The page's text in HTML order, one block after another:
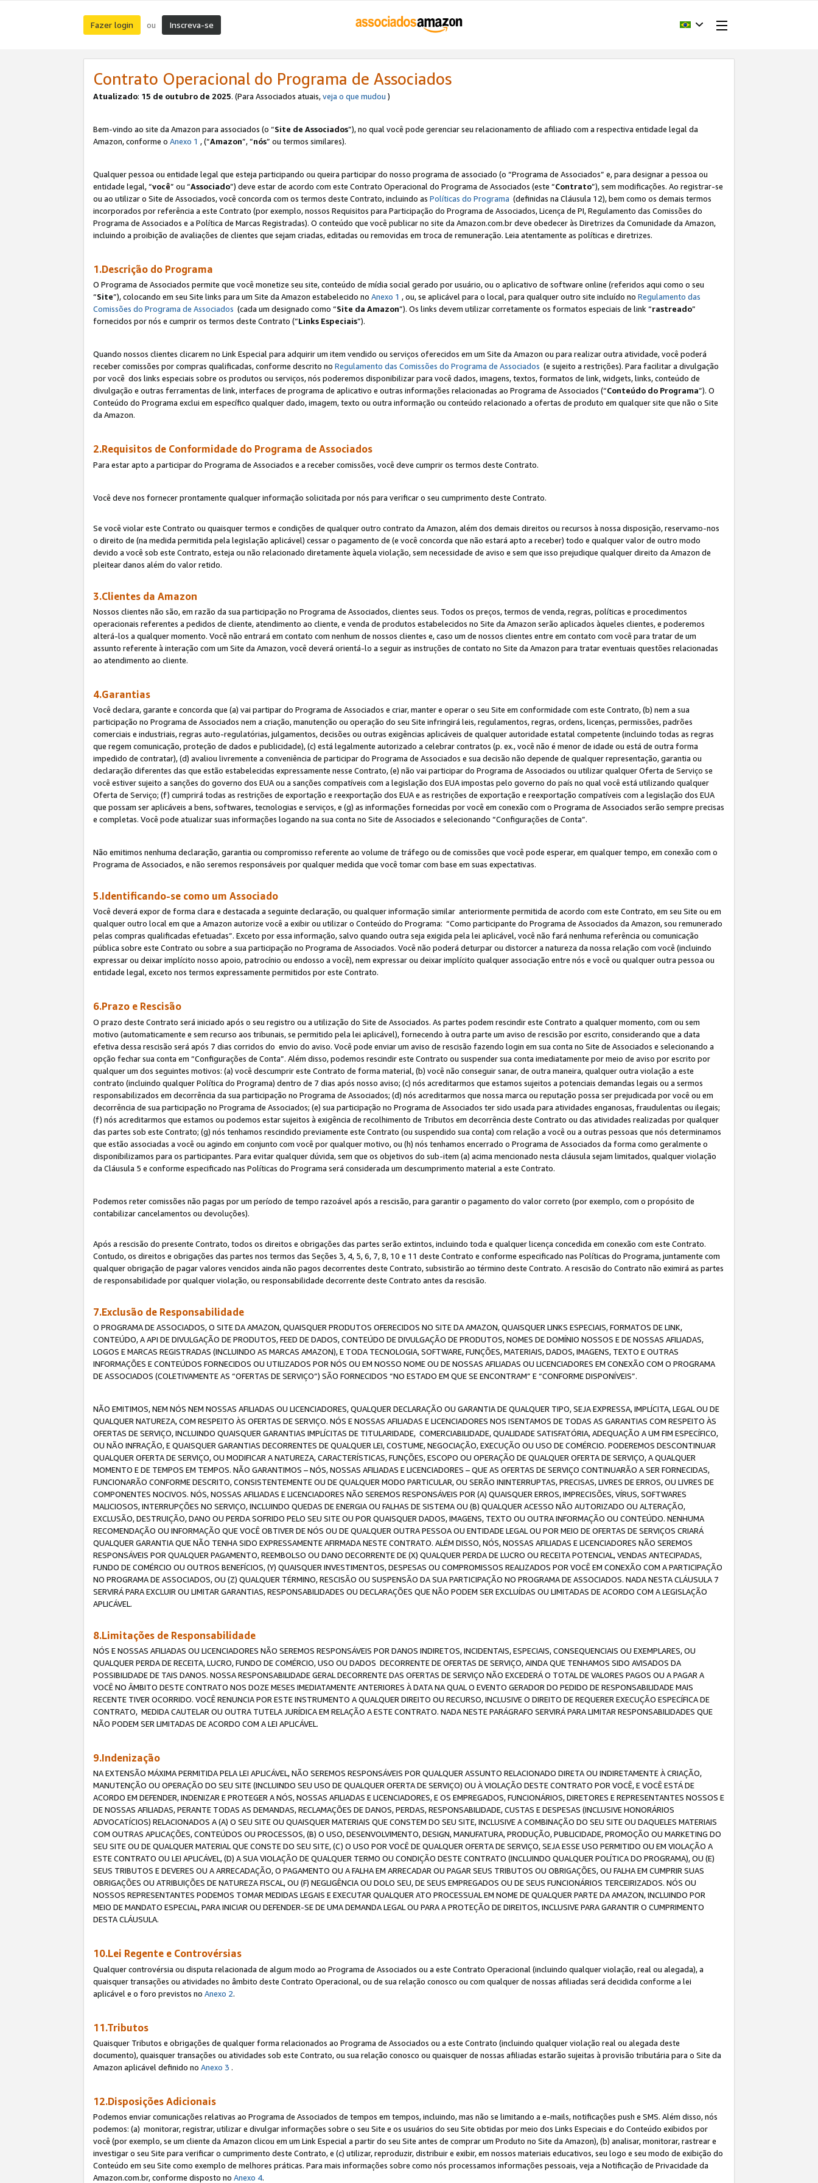
Fazer login ou Inscreva-se
Contrato Operacional do Programa de Associados
Atualizado: 15 de outubro de 2025. (Para Associados atuais,veja o que mudou )
Bem-vindo ao site da Amazon para associados (o “Site de Associados”), no qual você pode gerenciar seu relacionamento de afiliado com a respectiva entidade legal da
Amazon, conforme o Anexo 1 , (“Amazon”, “nós” ou termos similares).
Qualquer pessoa ou entidade legal que esteja participando ou queira participar do nosso programa de associado (o “Programa de Associados” e, para designar a pessoa ou
entidade legal, “você” ou “Associado”) deve estar de acordo com este Contrato Operacional do Programa de Associados (este “Contrato”), sem modificações. Ao registrar-se
ou ao utilizar o Site de Associados, você concorda com os termos deste Contrato, incluindo as Políticas do Programa (definidas na Cláusula 12), bem como os demais termos
incorporados por referência a este Contrato (por exemplo, nossos Requisitos para Participação do Programa de Associados, Licença de PI, Regulamento das Comissões do
Programa de Associados e a Política de Marcas Registradas). O conteúdo que você publicar no site da Amazon.com.br deve obedecer às Diretrizes da Comunidade da Amazon,
incluindo a proibição de avaliações de clientes que sejam criadas, editadas ou removidas em troca de remuneração. Leia atentamente as políticas e diretrizes.
1.Descrição do Programa
O Programa de Associados permite que você monetize seu site, conteúdo de mídia social gerado por usuário, ou o aplicativo de software online (referidos aqui como o seu
“Site”), colocando em seu Site links para um Site da Amazon estabelecido no Anexo 1 , ou, se aplicável para o local, para qualquer outro site incluído no Regulamento das
Comissões do Programa de Associados (cada um designado como “Site da Amazon”). Os links devem utilizar corretamente os formatos especiais de link “rastreado”
fornecidos por nós e cumprir os termos deste Contrato (“Links Especiais”).
Quando nossos clientes clicarem no Link Especial para adquirir um item vendido ou serviços oferecidos em um Site da Amazon ou para realizar outra atividade, você poderá
receber comissões por compras qualificadas, conforme descrito no Regulamento das Comissões do Programa de Associados (e sujeito a restrições). Para facilitar a divulgação
por você dos links especiais sobre os produtos ou serviços, nós poderemos disponibilizar para você dados, imagens, textos, formatos de link, widgets, links, conteúdo de
divulgação e outras ferramentas de link, interfaces de programa de aplicativo e outras informações relacionadas ao Programa de Associados (“Conteúdo do Programa”). O
Conteúdo do Programa exclui em específico qualquer dado, imagem, texto ou outra informação ou conteúdo relacionado a ofertas de produto em qualquer site que não o Site
da Amazon.
2.Requisitos de Conformidade do Programa de Associados
Para estar apto a participar do Programa de Associados e a receber comissões, você deve cumprir os termos deste Contrato.
Você deve nos fornecer prontamente qualquer informação solicitada por nós para verificar o seu cumprimento deste Contrato.
Se você violar este Contrato ou quaisquer termos e condições de qualquer outro contrato da Amazon, além dos demais direitos ou recursos à nossa disposição, reservamo-nos
o direito de (na medida permitida pela legislação aplicável) cessar o pagamento de (e você concorda que não estará apto a receber) todo e qualquer valor de outro modo
devido a você sob este Contrato, esteja ou não relacionado diretamente àquela violação, sem necessidade de aviso e sem que isso prejudique qualquer direito da Amazon de
pleitear danos além do valor retido.
3.Clientes da Amazon
Nossos clientes não são, em razão da sua participação no Programa de Associados, clientes seus. Todos os preços, termos de venda, regras, políticas e procedimentos
operacionais referentes a pedidos de cliente, atendimento ao cliente, e venda de produtos estabelecidos no Site da Amazon serão aplicados àqueles clientes, e poderemos
alterá-los a qualquer momento. Você não entrará em contato com nenhum de nossos clientes e, caso um de nossos clientes entre em contato com você para tratar de um
assunto referente à interação com um Site da Amazon, você deverá orientá-lo a seguir as instruções de contato no Site da Amazon para tratar eventuais questões relacionadas
ao atendimento ao cliente.
4.Garantias
Você declara, garante e concorda que (a) vai partipar do Programa de Associados e criar, manter e operar o seu Site em conformidade com este Contrato, (b) nem a sua
participação no Programa de Associados nem a criação, manutenção ou operação do seu Site infringirá leis, regulamentos, regras, ordens, licenças, permissões, padrões
comerciais e industriais, regras auto-regulatórias, julgamentos, decisões ou outras exigências aplicáveis de qualquer autoridade estatal competente (incluindo todas as regras
que regem comunicação, proteção de dados e publicidade), (c) está legalmente autorizado a celebrar contratos (p. ex., você não é menor de idade ou está de outra forma
impedido de contratar), (d) avaliou livremente a conveniência de participar do Programa de Associados e sua decisão não depende de qualquer representação, garantia ou
declaração diferentes das que estão estabelecidas expressamente nesse Contrato, (e) não vai participar do Programa de Associados ou utilizar qualquer Oferta de Serviço se
você estiver sujeito a sanções do governo dos EUA ou a sanções compatíveis com a legislação dos EUA impostas pelo governo do país no qual você está utilizando qualquer
Oferta de Serviço; (f) cumprirá todas as restrições de exportação e reexportação dos EUA e as restrições de exportação e reexportação compatíveis com a legislação dos EUA
que possam ser aplicáveis a bens, softwares, tecnologias e serviços, e (g) as informações fornecidas por você em conexão com o Programa de Associados serão sempre precisas
e completas. Você pode atualizar suas informações logando na sua conta no Site de Associados e selecionando “Configurações de Conta”.
Não emitimos nenhuma declaração, garantia ou compromisso referente ao volume de tráfego ou de comissões que você pode esperar, em qualquer tempo, em conexão com o
Programa de Associados, e não seremos responsáveis por qualquer medida que você tomar com base em suas expectativas.
5.Identificando-se como um Associado
Você deverá expor de forma clara e destacada a seguinte declaração, ou qualquer informação similar anteriormente permitida de acordo com este Contrato, em seu Site ou em
qualquer outro local em que a Amazon autorize você a exibir ou utilizar o Conteúdo do Programa: “Como participante do Programa de Associados da Amazon, sou remunerado
pelas compras qualificadas efetuadas”. Exceto por essa informação, salvo quando outra seja exigida pela lei aplicável, você não fará nenhuma referência ou comunicação
pública sobre este Contrato ou sobre a sua participação no Programa de Associados. Você não poderá deturpar ou distorcer a natureza da nossa relação com você (incluindo
expressar ou deixar implícito nosso apoio, patrocínio ou endosso a você), nem expressar ou deixar implícito qualquer associação entre nós e você ou qualquer outra pessoa ou
entidade legal, exceto nos termos expressamente permitidos por este Contrato.
6.Prazo e Rescisão
O prazo deste Contrato será iniciado após o seu registro ou a utilização do Site de Associados. As partes podem rescindir este Contrato a qualquer momento, com ou sem
motivo (automaticamente e sem recurso aos tribunais, se permitido pela lei aplicável), fornecendo à outra parte um aviso de rescisão por escrito, considerando que a data
efetiva dessa rescisão será após 7 dias corridos do envio do aviso. Você pode enviar um aviso de rescisão fazendo login em sua conta no Site de Associados e selecionando a
opção fechar sua conta em “Configurações de Conta”. Além disso, podemos rescindir este Contrato ou suspender sua conta imediatamente por meio de aviso por escrito por
qualquer um dos seguintes motivos: (a) você descumprir este Contrato de forma material, (b) você não conseguir sanar, de outra maneira, qualquer outra violação a este
contrato (incluindo qualquer Política do Programa) dentro de 7 dias após nosso aviso; (c) nós acreditarmos que estamos sujeitos a potenciais demandas legais ou a sermos
responsabilizados em decorrência da sua participação no Programa de Associados; (d) nós acreditarmos que nossa marca ou reputação possa ser prejudicada por você ou em
decorrência de sua participação no Programa de Associados; (e) sua participação no Programa de Associados ter sido usada para atividades enganosas, fraudulentas ou ilegais;
(f) nós acreditarmos que estamos ou podemos estar sujeitos à exigência de recolhimento de Tributos em decorrência deste Contrato ou das atividades realizadas por qualquer
das partes sob este Contrato; (g) nós tenhamos rescindido previamente este Contrato (ou suspendido sua conta) com relação a você ou a outras pessoas que nós determinamos
que estão associadas a você ou agindo em conjunto com você por qualquer motivo, ou (h) nós tenhamos encerrado o Programa de Associados da forma como geralmente o
disponibilizamos para os participantes. Para evitar qualquer dúvida, sem que os objetivos do sub-item (a) acima mencionado nesta cláusula sejam limitados, qualquer violação
da Cláusula 5 e conforme especificado nas Políticas do Programa será considerada um descumprimento material a este Contrato.
Podemos reter comissões não pagas por um período de tempo razoável após a rescisão, para garantir o pagamento do valor correto (por exemplo, com o propósito de
contabilizar cancelamentos ou devoluções).
Após a rescisão do presente Contrato, todos os direitos e obrigações das partes serão extintos, incluindo toda e qualquer licença concedida em conexão com este Contrato.
Contudo, os direitos e obrigações das partes nos termos das Seções 3, 4, 5, 6, 7, 8, 10 e 11 deste Contrato e conforme especificado nas Políticas do Programa, juntamente com
qualquer obrigação de pagar valores vencidos ainda não pagos decorrentes deste Contrato, subsistirão ao término deste Contrato. A rescisão do Contrato não eximirá as partes
de responsabilidade por qualquer violação, ou responsabilidade decorrente deste Contrato antes da rescisão.
7.Exclusão de Responsabilidade
O PROGRAMA DE ASSOCIADOS, O SITE DA AMAZON, QUAISQUER PRODUTOS OFERECIDOS NO SITE DA AMAZON, QUAISQUER LINKS ESPECIAIS, FORMATOS DE LINK,
CONTEÚDO, A API DE DIVULGAÇÃO DE PRODUTOS, FEED DE DADOS, CONTEÚDO DE DIVULGAÇÃO DE PRODUTOS, NOMES DE DOMÍNIO NOSSOS E DE NOSSAS AFILIADAS,
LOGOS E MARCAS REGISTRADAS (INCLUINDO AS MARCAS AMAZON), E TODA TECNOLOGIA, SOFTWARE, FUNÇÕES, MATERIAIS, DADOS, IMAGENS, TEXTO E OUTRAS
INFORMAÇÕES E CONTEÚDOS FORNECIDOS OU UTILIZADOS POR NÓS OU EM NOSSO NOME OU DE NOSSAS AFILIADAS OU LICENCIADORES EM CONEXÃO COM O PROGRAMA
DE ASSOCIADOS (COLETIVAMENTE AS “OFERTAS DE SERVIÇO”) SÃO FORNECIDOS “NO ESTADO EM QUE SE ENCONTRAM” E “CONFORME DISPONÍVEIS”.
NÃO EMITIMOS, NEM NÓS NEM NOSSAS AFILIADAS OU LICENCIADORES, QUALQUER DECLARAÇÃO OU GARANTIA DE QUALQUER TIPO, SEJA EXPRESSA, IMPLÍCITA, LEGAL OU DE
QUALQUER NATUREZA, COM RESPEITO ÀS OFERTAS DE SERVIÇO. NÓS E NOSSAS AFILIADAS E LICENCIADORES NOS ISENTAMOS DE TODAS AS GARANTIAS COM RESPEITO ÀS
OFERTAS DE SERVIÇO, INCLUINDO QUAISQUER GARANTIAS IMPLÍCITAS DE TITULARIDADE, COMERCIABILIDADE, QUALIDADE SATISFATÓRIA, ADEQUAÇÃO A UM FIM ESPECÍFICO,
OU NÃO INFRAÇÃO, E QUAISQUER GARANTIAS DECORRENTES DE QUALQUER LEI, COSTUME, NEGOCIAÇÃO, EXECUÇÃO OU USO DE COMÉRCIO. PODEREMOS DESCONTINUAR
QUALQUER OFERTA DE SERVIÇO, OU MODIFICAR A NATUREZA, CARACTERÍSTICAS, FUNÇÕES, ESCOPO OU OPERAÇÃO DE QUALQUER OFERTA DE SERVIÇO, A QUALQUER
MOMENTO E DE TEMPOS EM TEMPOS. NÃO GARANTIMOS – NÓS, NOSSAS AFILIADAS E LICENCIADORES – QUE AS OFERTAS DE SERVIÇO CONTINUARÃO A SER FORNECIDAS,
FUNCIONARÃO CONFORME DESCRITO, CONSISTENTEMENTE OU DE QUALQUER MODO PARTICULAR, OU SERÃO ININTERRUPTAS, PRECISAS, LIVRES DE ERROS, OU LIVRES DE
COMPONENTES NOCIVOS. NÓS, NOSSAS AFILIADAS E LICENCIADORES NÃO SEREMOS RESPONSÁVEIS POR (A) QUAISQUER ERROS, IMPRECISÕES, VÍRUS, SOFTWARES
MALICIOSOS, INTERRUPÇÕES NO SERVIÇO, INCLUINDO QUEDAS DE ENERGIA OU FALHAS DE SISTEMA OU (B) QUALQUER ACESSO NÃO AUTORIZADO OU ALTERAÇÃO,
EXCLUSÃO, DESTRUIÇÃO, DANO OU PERDA SOFRIDO PELO SEU SITE OU POR QUAISQUER DADOS, IMAGENS, TEXTO OU OUTRA INFORMAÇÃO OU CONTEÚDO. NENHUMA
RECOMENDAÇÃO OU INFORMAÇÃO QUE VOCÊ OBTIVER DE NÓS OU DE QUALQUER OUTRA PESSOA OU ENTIDADE LEGAL OU POR MEIO DE OFERTAS DE SERVIÇOS CRIARÁ
QUALQUER GARANTIA QUE NÃO TENHA SIDO EXPRESSAMENTE AFIRMADA NESTE CONTRATO. ALÉM DISSO, NÓS, NOSSAS AFILIADAS E LICENCIADORES NÃO SEREMOS
RESPONSÁVEIS POR QUALQUER PAGAMENTO, REEMBOLSO OU DANO DECORRENTE DE (X) QUALQUER PERDA DE LUCRO OU RECEITA POTENCIAL, VENDAS ANTECIPADAS,
FUNDO DE COMÉRCIO OU OUTROS BENEFÍCIOS, (Y) QUAISQUER INVESTIMENTOS, DESPESAS OU COMPROMISSOS REALIZADOS POR VOCÊ EM CONEXÃO COM A PARTICIPAÇÃO
NO PROGRAMA DE ASSOCIADOS, OU (Z) QUALQUER TÉRMINO, RESCISÃO OU SUSPENSÃO DA SUA PARTICIPAÇÃO NO PROGRAMA DE ASSOCIADOS. NADA NESTA CLÁUSULA 7
SERVIRÁ PARA EXCLUIR OU LIMITAR GARANTIAS, RESPONSABILIDADES OU DECLARAÇÕES QUE NÃO PODEM SER EXCLUÍDAS OU LIMITADAS DE ACORDO COM A LEGISLAÇÃO
APLICÁVEL.
8.Limitações de Responsabilidade
NÓS E NOSSAS AFILIADAS OU LICENCIADORES NÃO SEREMOS RESPONSÁVEIS POR DANOS INDIRETOS, INCIDENTAIS, ESPECIAIS, CONSEQUENCIAIS OU EXEMPLARES, OU
QUALQUER PERDA DE RECEITA, LUCRO, FUNDO DE COMÉRCIO, USO OU DADOS DECORRENTE DE OFERTAS DE SERVIÇO, AINDA QUE TENHAMOS SIDO AVISADOS DA
POSSIBILIDADE DE TAIS DANOS. NOSSA RESPONSABILIDADE GERAL DECORRENTE DAS OFERTAS DE SERVIÇO NÃO EXCEDERÁ O TOTAL DE VALORES PAGOS OU A PAGAR A
VOCÊ NO ÂMBITO DESTE CONTRATO NOS DOZE MESES IMEDIATAMENTE ANTERIORES À DATA NA QUAL O EVENTO GERADOR DO PEDIDO DE RESPONSABILIDADE MAIS
RECENTE TIVER OCORRIDO. VOCÊ RENUNCIA POR ESTE INSTRUMENTO A QUALQUER DIREITO OU RECURSO, INCLUSIVE O DIREITO DE REQUERER EXECUÇÃO ESPECÍFICA DE
CONTRATO, MEDIDA CAUTELAR OU OUTRA TUTELA JURÍDICA EM RELAÇÃO A ESTE CONTRATO. NADA NESTE PARÁGRAFO SERVIRÁ PARA LIMITAR RESPONSABILIDADES QUE
NÃO PODEM SER LIMITADAS DE ACORDO COM A LEI APLICÁVEL.
9.Indenização
NA EXTENSÃO MÁXIMA PERMITIDA PELA LEI APLICÁVEL, NÃO SEREMOS RESPONSÁVEIS POR QUALQUER ASSUNTO RELACIONADO DIRETA OU INDIRETAMENTE À CRIAÇÃO,
MANUTENÇÃO OU OPERAÇÃO DO SEU SITE (INCLUINDO SEU USO DE QUALQUER OFERTA DE SERVIÇO) OU À VIOLAÇÃO DESTE CONTRATO POR VOCÊ, E VOCÊ ESTÁ DE
ACORDO EM DEFENDER, INDENIZAR E PROTEGER A NÓS, NOSSAS AFILIADAS E LICENCIADORES, E OS EMPREGADOS, FUNCIONÁRIOS, DIRETORES E REPRESENTANTES NOSSOS E
DE NOSSAS AFILIADAS, PERANTE TODAS AS DEMANDAS, RECLAMAÇÕES DE DANOS, PERDAS, RESPONSABILIDADE, CUSTAS E DESPESAS (INCLUSIVE HONORÁRIOS
ADVOCATÍCIOS) RELACIONADOS A (A) O SEU SITE OU QUAISQUER MATERIAIS QUE CONSTEM DO SEU SITE, INCLUSIVE A COMBINAÇÃO DO SEU SITE OU DAQUELES MATERIAIS
COM OUTRAS APLICAÇÕES, CONTEÚDOS OU PROCESSOS, (B) O USO, DESENVOLVIMENTO, DESIGN, MANUFATURA, PRODUÇÃO, PUBLICIDADE, PROMOÇÃO OU MARKETING DO
SEU SITE OU DE QUALQUER MATERIAL QUE CONSTE DO SEU SITE, (C) O USO POR VOCÊ DE QUALQUER OFERTA DE SERVIÇO, SEJA ESSE USO PERMITIDO OU EM VIOLAÇÃO A
ESTE CONTRATO OU LEI APLICÁVEL, (D) A SUA VIOLAÇÃO DE QUALQUER TERMO OU CONDIÇÃO DESTE CONTRATO (INCLUINDO QUALQUER POLÍTICA DO PROGRAMA), OU (E)
SEUS TRIBUTOS E DEVERES OU A ARRECADAÇÃO, O PAGAMENTO OU A FALHA EM ARRECADAR OU PAGAR SEUS TRIBUTOS OU OBRIGAÇÕES, OU FALHA EM CUMPRIR SUAS
OBRIGAÇÕES OU ATRIBUIÇÕES DE NATUREZA FISCAL, OU (F) NEGLIGÊNCIA OU DOLO SEU, DE SEUS EMPREGADOS OU DE SEUS FUNCIONÁRIOS TERCEIRIZADOS. NÓS OU
NOSSOS REPRESENTANTES PODEMOS TOMAR MEDIDAS LEGAIS E EXECUTAR QUALQUER ATO PROCESSUAL EM NOME DE QUALQUER PARTE DA AMAZON, INCLUINDO POR
MEIO DE MANDATO ESPECIAL, PARA INICIAR OU DEFENDER-SE DE UMA DEMANDA LEGAL OU PARA A PROTEÇÃO DE DIREITOS, INCLUSIVE PARA GARANTIR O CUMPRIMENTO
DESTA CLÁUSULA.
10.Lei Regente e Controvérsias
Qualquer controvérsia ou disputa relacionada de algum modo ao Programa de Associados ou a este Contrato Operacional (incluindo qualquer violação, real ou alegada), a
quaisquer transações ou atividades no âmbito deste Contrato Operacional, ou de sua relação conosco ou com qualquer de nossas afiliadas será decidida conforme a lei
aplicável e o foro previstos no Anexo 2.
11.Tributos
Quaisquer Tributos e obrigações de qualquer forma relacionados ao Programa de Associados ou a este Contrato (incluindo qualquer violação real ou alegada deste
documento), quaisquer transações ou atividades sob este Contrato, ou sua relação conosco ou quaisquer de nossas afiliadas estarão sujeitas à provisão tributária para o Site da
Amazon aplicável definido no Anexo 3 .
12.Disposições Adicionais
Podemos enviar comunicações relativas ao Programa de Associados de tempos em tempos, incluindo, mas não se limitando a e-mails, notificações push e SMS. Além disso, nós
podemos: (a) monitorar, registrar, utilizar e divulgar informações sobre o seu Site e os usuários do seu Site obtidas por meio dos Links Especiais e do Conteúdo exibidos por
você (por exemplo, se um cliente da Amazon clicou em um Link Especial a partir do seu Site antes de comprar um Produto no Site da Amazon), (b) analisar, monitorar, rastrear e
investigar o seu Site para verificar o cumprimento deste Contrato, e (c) utilizar, reproduzir, distribuir e exibir, em nossos materiais educativos, seu logo e seu modo de exibição do
Conteúdo em seu Site como exemplo de melhores práticas. Para mais informações sobre como nós processamos informações pessoais, veja a Notificação de Privacidade da
Amazon.com.br, conforme disposto no Anexo 4.